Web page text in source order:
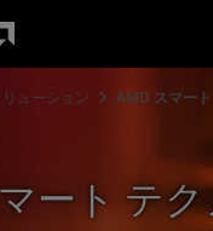
ューション AMD スマー
ート テ